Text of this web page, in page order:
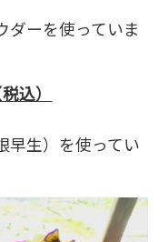
ーを使っていま
込）
早生）を使ってい